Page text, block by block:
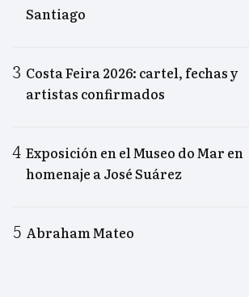
Santiago
Costa Feira 2026: cartel, fechas y
artistas confirmados
Exposición en el Museo do Mar en
homenaje a José Suárez
Abraham Mateo